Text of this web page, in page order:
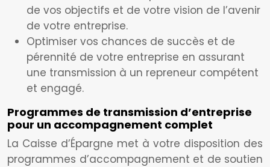
de vos objectifs et de votre vision de l’avenir
de votre entreprise.
Optimiser vos chances de succès et de
pérennité de votre entreprise en assurant
une transmission à un repreneur compétent
et engagé.
Programmes de transmission d’entreprise
pour un accompagnement complet
La Caisse d’Épargne met à votre disposition des
programmes d’accompagnement et de soutien